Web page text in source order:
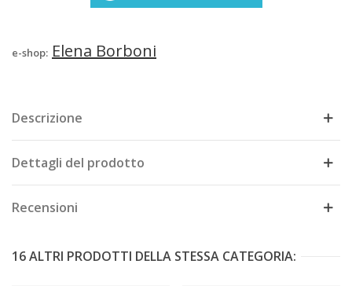
e-shop: Elena Borboni
Descrizione
Dettagli del prodotto
Recensioni
16 ALTRI PRODOTTI DELLA STESSA CATEGORIA: